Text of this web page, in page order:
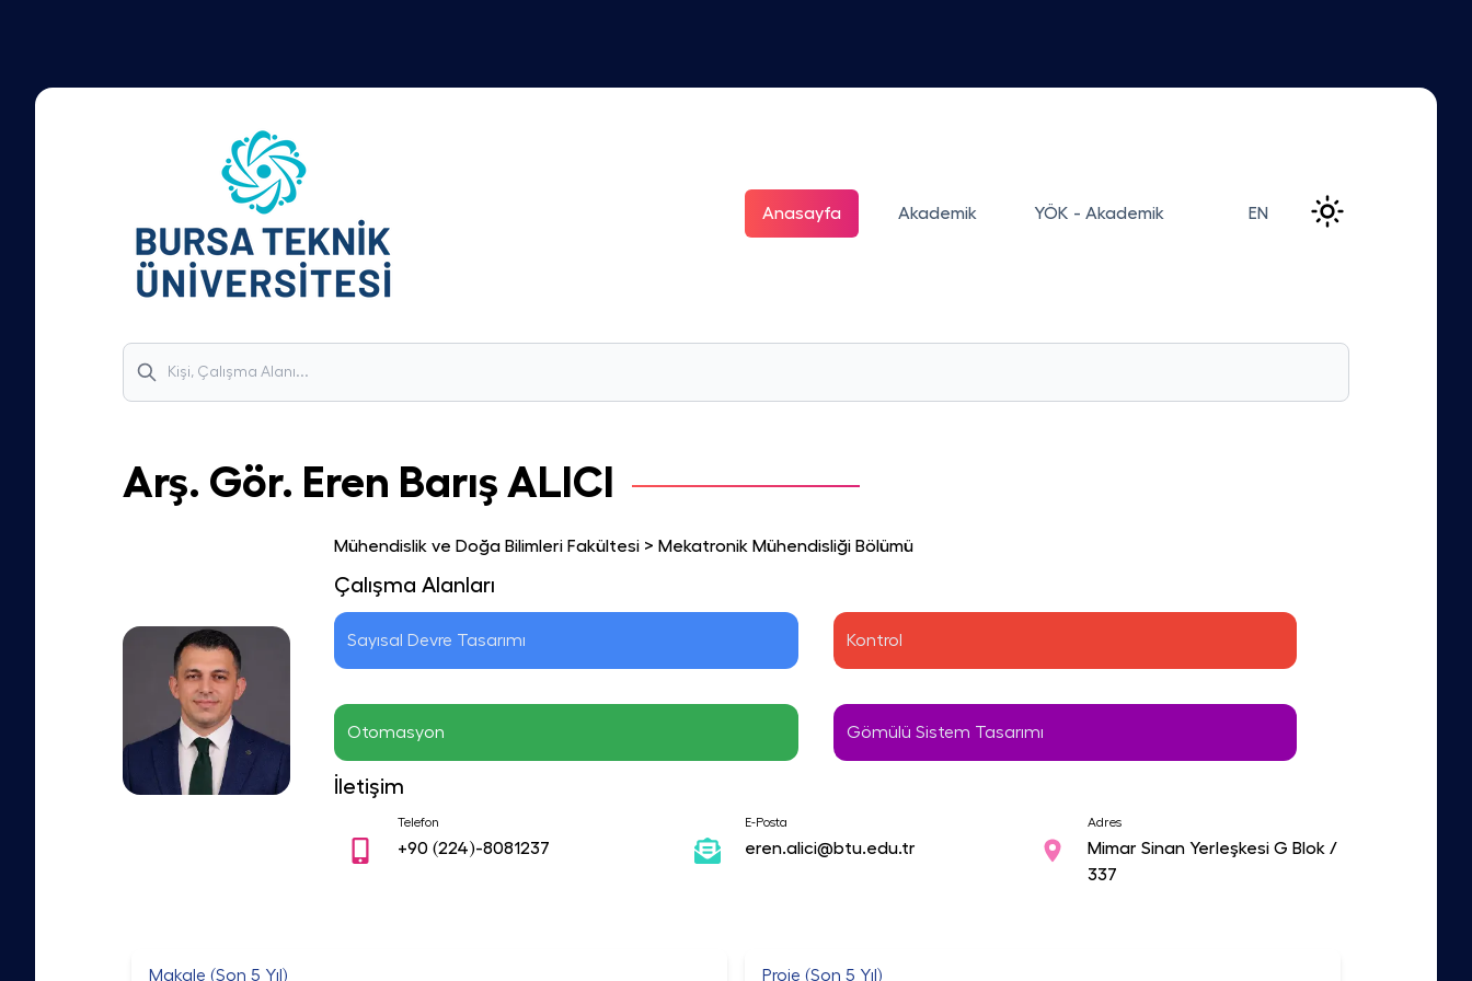
Anasayfa Akademik YÖK - Akademik EN
Arş. Gör. Eren Barış ALICI
Mühendislik ve Doğa Bilimleri Fakültesi > Mekatronik Mühendisliği Bölümü
Çalışma Alanları
Sayısal Devre Tasarımı Kontrol
Otomasyon Gömülü Sistem Tasarımı
İletişim
Telefon
+90(224)-8081237
E-Posta
eren.alici@btu.edu.tr
Adres
Mimar Sinan Yerleşkesi G Blok /
337
Makale (Son 5 Yıl) Proje (Son 5 Yıl)